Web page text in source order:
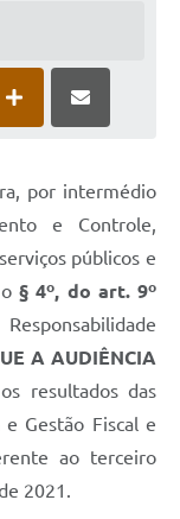
por intermédio
e Controle,
públicos e
o§ 4º, do art. 9º
A AUDIÊNCIA
resultados das
e Gestão Fiscal e
ao terceiro
2021.